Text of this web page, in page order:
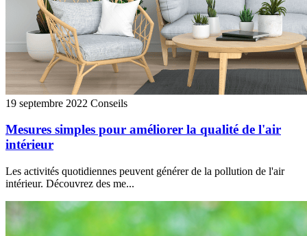
19 septembre 2022 Conseils
Mesures simples pour améliorer la qualité de l'air
intérieur
Les activités quotidiennes peuvent générer de la pollution de l'air
intérieur. Découvrez des me...